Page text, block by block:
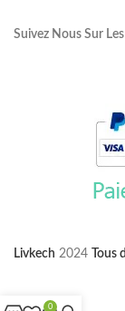
Suivez Nous Sur
Livkech 2024 Tous
0